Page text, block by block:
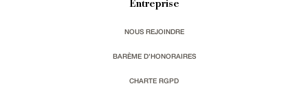
Entreprise
NOUS REJOINDRE
BARÈME D'HONORAIRES
CHARTE RGPD